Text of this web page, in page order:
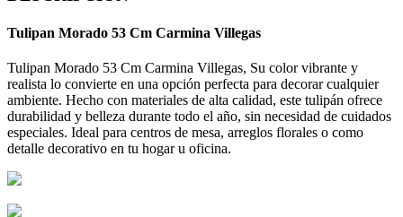
Tulipan Morado 53 Cm Carmina Villegas
Tulipan Morado 53 Cm Carmina Villegas, Su color vibrante y
realista lo convierte en una opción perfecta para decorar cualquier
ambiente. Hecho con materiales de alta calidad, este tulipán ofrece
durabilidad y belleza durante todo el año, sin necesidad de cuidados
especiales. Ideal para centros de mesa, arreglos florales o como
detalle decorativo en tu hogar u oficina.